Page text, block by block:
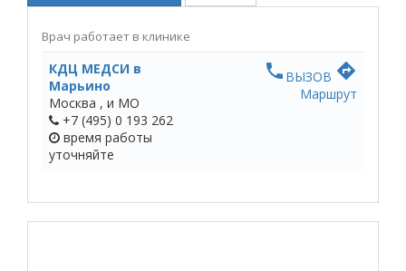
Врач работает в клинике
КДЦ МЕДСИ в
Марьино
Москва , и МО
+7 (495) 0 193 262
время работы
уточняйте
phone ВЫЗОВ directions
Маршрут